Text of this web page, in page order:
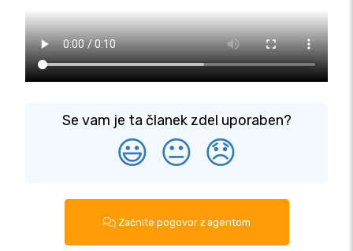
Se vam je ta članek zdel uporaben?
😃 😐 😞
Začnite pogovor z agentom